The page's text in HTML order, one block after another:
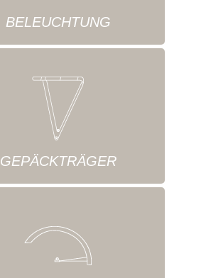
BELEUCHTUNG
GEPÄCKTRÄGER